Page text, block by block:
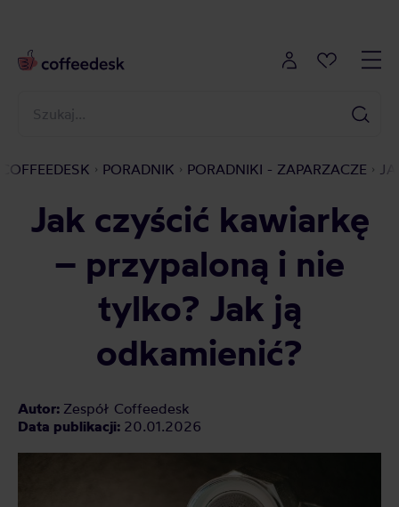
COFFEEDESK PORADNIK PORADNIKI - ZAPARZACZE
Jak czyścić kawiarkę
– przypaloną i nie
tylko? Jak ją
odkamienić?
Autor: Zespół Coffeedesk
Data publikacji: 20.01.2026